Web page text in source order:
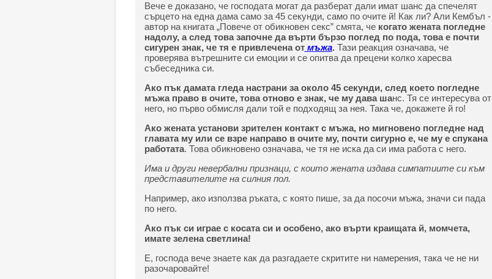
Вече е доказано, че господата могат да разберат дали имат шанс да спечелят
сърцето на една дама само за 45 секунди, само по очите й! Как ли? Али Кембъл -
автор на книгата „Повече от обикновен секс” смята, чекогато жената погледне
надолу, а след това започне да върти бързо поглед по пода, това е почти
сигурен знак, че тя е привлечена отмъжа. Тази реакция означава, че
проверява вътрешните си емоции и се опитва да прецени колко харесва
събеседника си.
Ако пък дамата гледа настрани за около 45 секунди, след което погледне
мъжа право в очите, това отново е знак, че му дава шанс. Тя се интересува от
него, но първо обмисля дали той е подходящ за нея. Така че, докажете й го!
Ако жената установи зрителен контакт с мъжа, но мигновено погледне над
главата му или се взре направо в очите му, почти сигурно е, че му е спукана
работата. Това обикновено означава, че тя не иска да си има работа с него.
Има и други невербални признаци, с които жената издава симпатиите си към
представителите на силния пол.
Например, ако използва ръката, с която пише, за да посочи мъжа, значи си пада
по него.
Ако пък си играе с косата си и особено, ако върти краищата й, момчета,
имате зелена светлина!
Е, господа вече знаете как да разгадаете скритите ни намерения, така че не ни
разочаровайте!